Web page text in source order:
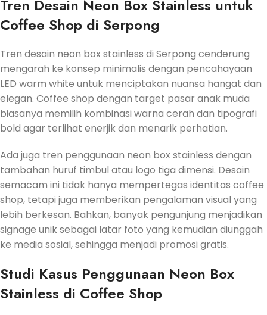
Tren Desain Neon Box Stainless untuk
Coffee Shop di Serpong
Tren desain neon box stainless di Serpong cenderung
mengarah ke konsep minimalis dengan pencahayaan
LED warm white untuk menciptakan nuansa hangat dan
elegan. Coffee shop dengan target pasar anak muda
biasanya memilih kombinasi warna cerah dan tipografi
bold agar terlihat enerjik dan menarik perhatian.
Ada juga tren penggunaan neon box stainless dengan
tambahan huruf timbul atau logo tiga dimensi. Desain
semacam ini tidak hanya mempertegas identitas coffee
shop, tetapi juga memberikan pengalaman visual yang
lebih berkesan. Bahkan, banyak pengunjung menjadikan
signage unik sebagai latar foto yang kemudian diunggah
ke media sosial, sehingga menjadi promosi gratis.
Studi Kasus Penggunaan Neon Box
Stainless di Coffee Shop